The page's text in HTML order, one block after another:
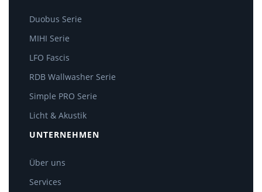
Duobus Serie
MIHI Serie
LFO Fascis
RDB Wallwasher Serie
Simple PRO Serie
Licht & Akustik
UNTERNEHMEN
Über uns
Services